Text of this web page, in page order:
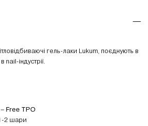
гель-лаки Lukum, поєднують в
індустрії.
Free TPO
2 шари